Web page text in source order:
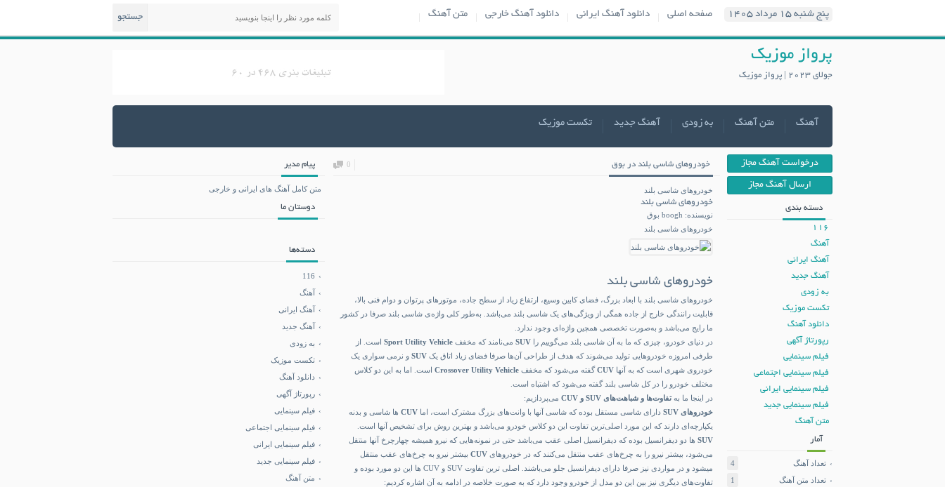
پنج شنبه ۱۵ مرداد ۱۴۰۵ صفحه اصلی دانلود آهنگ ایرانی دانلود آهنگ خارجی متن آهنگ جستجو
پرواز موزیک
جولای 2023 | پرواز موزیک
آهنگ متن آهنگ به زودی آهنگ جدید تکست موزیک
خودروهای شاسی‌ بلند در بوق 0
خودروهای شاسی‌ بلند
خودروهای شاسی‌ بلند
نویسنده: boogh بوق
خودروهای شاسی‌ بلند
خودروهای شاسی‌ بلند
خودروهای شاسی بلند با ابعاد بزرگ، فضای کابین وسیع، ارتفاع زیاد از سطح جاده، موتورهای پرتوان و دوام فنی بالا،
قابلیت رانندگی خارج از جاده همگی از ویژگی‌های یک شاسی بلند می‌باشد. به‌طور کلی واژه‌ی شاسی بلند صرفا در کشور
ما رایج می‌باشد و به‌صورت تخصصی همچین واژه‌ای وجود ندارد.
در دنیای خودرو، چیزی که ما به آن شاسی بلند می‌گوییم را SUV می‌نامند که مخفف Sport Utility Vehicle است. از
طرفی امروزه خودرو‌هایی تولید می‌شوند که هدف از طراحی آن‌ها صرفا فضای زیاد اتاق یک SUV و نرمی سواری یک
خودروی شهری است که به آنها CUVگفته می‌شود که مخفف Crossover Utility Vehicle است. اما به این دو کلاس
مختلف خودرو را در کل شاسی بلند گفته می‌شود که اشتباه است.
در اینجا ما به تفاوت‌ها و شباهت‌های SUV و CUV
می‌پردازیم:
خودرو‌های SUV
دارای شاسی مستقل بوده که شاسی آنها با وانت‌های ‌بزرگ مشترک است، اما
ها شاسی و بدنه
یکپارچه‌ای دارند که این مورد اصلی‌ترین تفاوت این دو کلاس خودرو می‌باشد و بهترین روش برای تشخیص آنها است.
SUV ها دو دیفرانسیل بوده که دیفرانسیل اصلی عقب می‌باشد حتی در نمونه‌هایی که نیرو همیشه چهارچرخ آنها منتقل
می‌شود، بیشتر نیرو را به چرخ‌های عقب منتقل می‌کنند که در خودرو‌های
بیشتر نیرو به چرخ‌های عقب منتقل
میشود و در مواردی نیز صرفا دارای دیفرانسیل جلو می‌باشند. اصلی ترین تفاوت SUV و CUV ها این دو مورد بوده و
تفاوت‌های دیگری نیز بین این دو مدل از خودرو وجود دارد که به صورت خلاصه در ادامه به آن اشاره کردیم:
درخواست آهنگ مجاز
ارسال آهنگ مجاز
دسته بندی
116
آهنگ
آهنگ ایرانی
آهنگ جدید
به زودی
تکست موزیک
دانلود آهنگ
رپورتاژ آگهی
فیلم سینمایی
فیلم سینمایی اجتماعی
فیلم سینمایی ایرانی
فیلم سینمایی جدید
متن آهنگ
آمار
تعداد آهنگ
4
تعداد متن آهنگ
1
پیام مدیر
متن کامل آهنگ های ایرانی و خارجی
دوستان ما
دسته‌ها
116
آهنگ
آهنگ ایرانی
آهنگ جدید
به زودی
تکست موزیک
دانلود آهنگ
رپورتاژ آگهی
فیلم سینمایی
فیلم سینمایی اجتماعی
فیلم سینمایی ایرانی
فیلم سینمایی جدید
متن آهنگ